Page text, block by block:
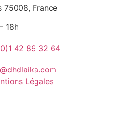
75008, France
18h
42 89 32 64
Légales